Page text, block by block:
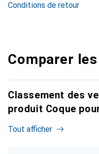
Conditions de retour
Comparer
Classement des
produit Coque
Tout afficher